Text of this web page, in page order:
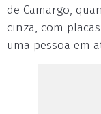
de Camargo,
cinza, com
uma pessoa em